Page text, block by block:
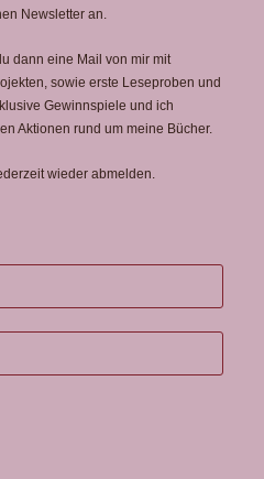
Newsletter an.
dann eine Mail von mir mit
sowie erste Leseproben und
Gewinnspiele und ich
Aktionen rund um meine Bücher.
wieder abmelden.